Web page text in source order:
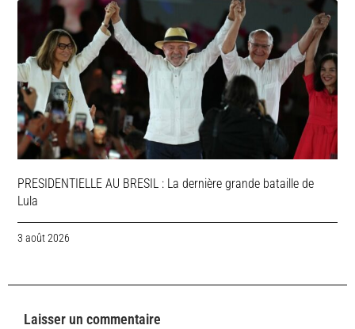
PRESIDENTIELLE AU BRESIL : La dernière grande bataille de
Lula
3 août 2026
Laisser un commentaire